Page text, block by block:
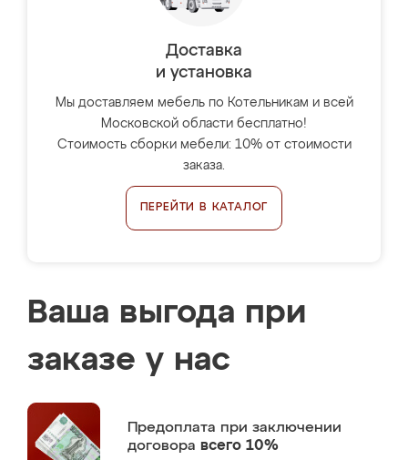
Доставка
и установка
Мы доставляем мебель по Котельникам и всей
Московской области бесплатно!
Стоимость сборки мебели: 10% от стоимости
заказа.
ПЕРЕЙТИ В КАТАЛОГ
Ваша выгода при
заказе у нас
Предоплата при заключении
договора всего 10%